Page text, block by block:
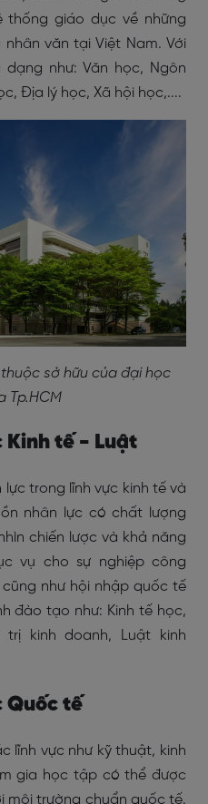
giáo dục về những
văn tại Việt Nam. Với
như: Văn học, Ngôn
Địa lý học, Xã hội học,....
sở hữu của đại học
Tp.HCM
Kinh tế - Luật
trong lĩnh vực kinh tế và
nhân lực có chất lượng
chiến lược và khả năng
vụ cho sự nghiệp công
như hội nhập quốc tế
đào tạo như: Kinh tế học,
kinh doanh, Luật kinh
Quốc tế
lĩnh vực như kỹ thuật, kinh
gia học tập có thể được
môi trường chuẩn quốc tế.